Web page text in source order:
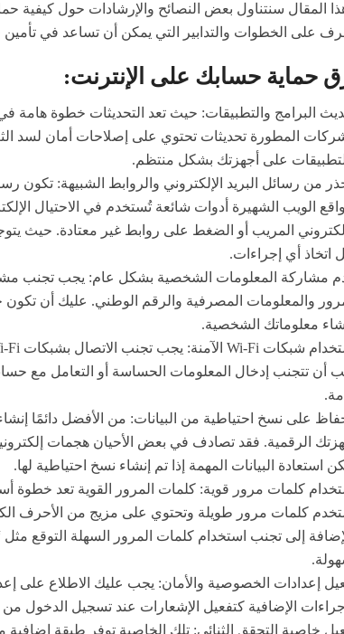
المقال سنتناول بعض النصائح والإرشادات حول كيفية
على الخطوات والتدابير التي يمكن أن تساعد في تأمين
حماية حسابك على الإنترنت:
البرامج والتطبيقات: حيث تعد التحديثات خطوة هامة
المطورة تحديثات تحتوي على إصلاحات أمان لسد
على أجهزتك بشكل منتظم.
من رسائل البريد الإلكتروني والروابط الشبيهة: تكون
الويب الشهيرة أدوات شائعة تُستخدم في الاحتيال
المريب أو الضغط على روابط غير معتادة. حيث
اتخاذ أي إجراءات.
مشاركة المعلومات الشخصية بشكل عام: يجب تجنب
والمعلومات المصرفية والرقم الوطني. عليك أن تكون
معلوماتك الشخصية.
على نسخ احتياطية من البيانات: من الأفضل دائمًا
الرقمية. فقد تصادف في بعض الأحيان هجمات إلكترونية
استعادة البيانات المهمة إذا تم إنشاء نسخ احتياطية لها.
كلمات مرور قوية: كلمات المرور القوية تعد خطوة
كلمات مرور طويلة وتحتوي على مزيج من الأحرف
إعدادات الخصوصية والأمان: يجب عليك الاطلاع على
الإضافية كتفعيل الإشعارات عند تسجيل الدخول من
خاصية التحقق الثنائي: تلك الخاصية توفر طبقة